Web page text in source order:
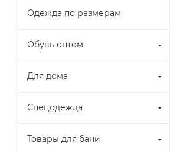
Одежда по размерам
Обувь оптом
Для дома
Спецодежда
Товары для бани